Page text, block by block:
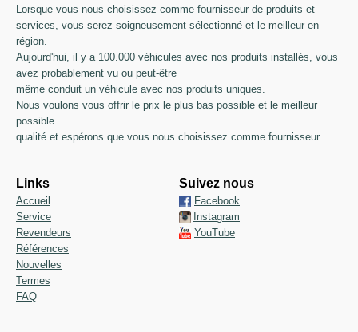
Lorsque vous nous choisissez comme fournisseur de produits et
services, vous serez soigneusement sélectionné et le meilleur en
région.
Aujourd'hui, il y a 100.000 véhicules avec nos produits installés, vous
avez probablement vu ou peut-être
même conduit un véhicule avec nos produits uniques.
Nous voulons vous offrir le prix le plus bas possible et le meilleur
possible
qualité et espérons que vous nous choisissez comme fournisseur.
Links
Accueil
Service
Revendeurs
Références
Nouvelles
Termes
FAQ
Suivez nous
Facebook
Instagram
YouTube